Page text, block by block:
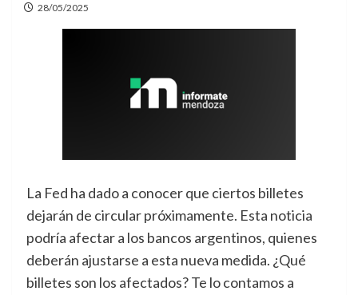
28/05/2025
La Fed ha dado a conocer que ciertos billetes
dejarán de circular próximamente. Esta noticia
podría afectar a los bancos argentinos, quienes
deberán ajustarse a esta nueva medida. ¿Qué
billetes son los afectados? Te lo contamos a